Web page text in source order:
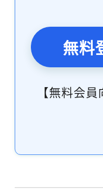
無料
【無料会